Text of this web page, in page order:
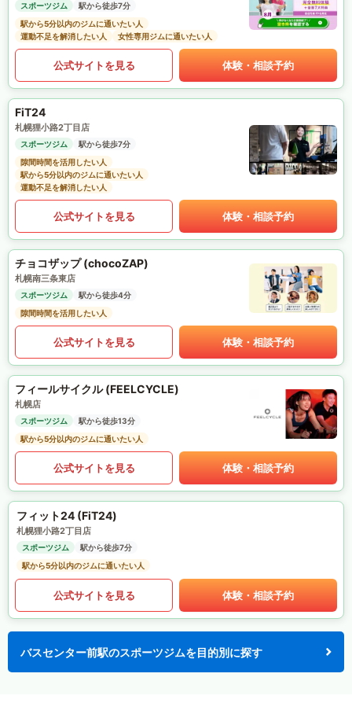
スポーツジム
駅から徒歩7分
駅から5分以内のジムに通いたい人
運動不足を解消したい人
女性専用ジムに通いたい人
公式サイトを見る 体験・相談予約
FiT24
札幌狸小路2丁目店
スポーツジム
駅から徒歩7分
隙間時間を活用したい人
駅から5分以内のジムに通いたい人
運動不足を解消したい人
公式サイトを見る 体験・相談予約
チョコザップ (chocoZAP)
札幌南三条東店
スポーツジム
駅から徒歩4分
隙間時間を活用したい人
公式サイトを見る 体験・相談予約
フィールサイクル (FEELCYCLE)
札幌店
スポーツジム
駅から徒歩13分
駅から5分以内のジムに通いたい人
公式サイトを見る 体験・相談予約
フィット24 (FiT24)
札幌狸小路2丁目店
スポーツジム
駅から徒歩7分
駅から5分以内のジムに通いたい人
公式サイトを見る 体験・相談予約
バスセンター前駅のスポーツジムを目的別に探す